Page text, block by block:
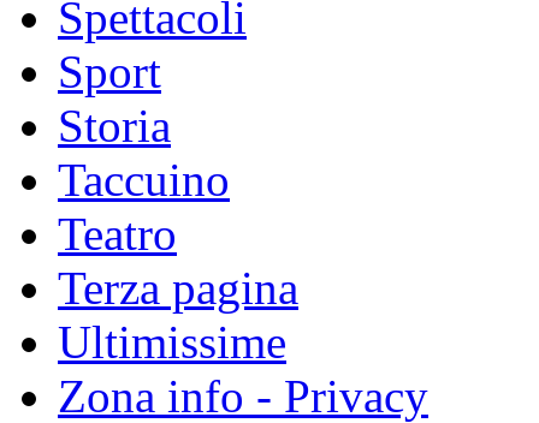
Spettacoli
Sport
Storia
Taccuino
Teatro
Terza pagina
Ultimissime
Zona info - Privacy